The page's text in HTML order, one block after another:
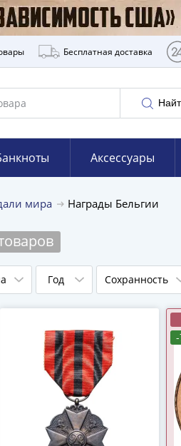
Бесплатная доставка
Аксессуары
мира Награды Бельгии
Год Сохранность